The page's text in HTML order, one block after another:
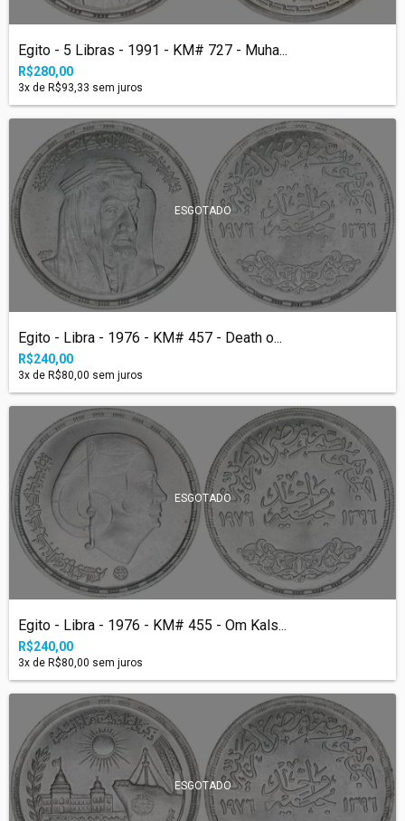
Egito - 5 Libras - 1991 - KM# 727 - Muha...
R$280,00
3x de R$93,33 sem juros
ESGOTADO
Egito - Libra - 1976 - KM# 457 - Death o...
R$240,00
3x de R$80,00 sem juros
ESGOTADO
Egito - Libra - 1976 - KM# 455 - Om Kals...
R$240,00
3x de R$80,00 sem juros
ESGOTADO